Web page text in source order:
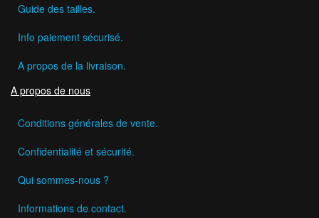
Guide des tailles.
Info paiement sécurisé.
A propos de la livraison.
A propos de nous
Conditions générales de vente.
Confidentialité et sécurité.
Qui sommes-nous ?
Informations de contact.